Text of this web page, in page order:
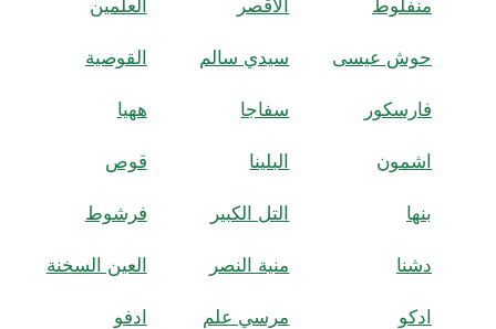
منفلوط الاقصر العلمين
حوش عيسى سيدي سالم القوصية
فارسكور سفاجا ههيا
اشمون البلينا قوص
بنها التل الكبير فرشوط
دشنا منية النصر العين السخنة
ادكو مرسي علم ادفو